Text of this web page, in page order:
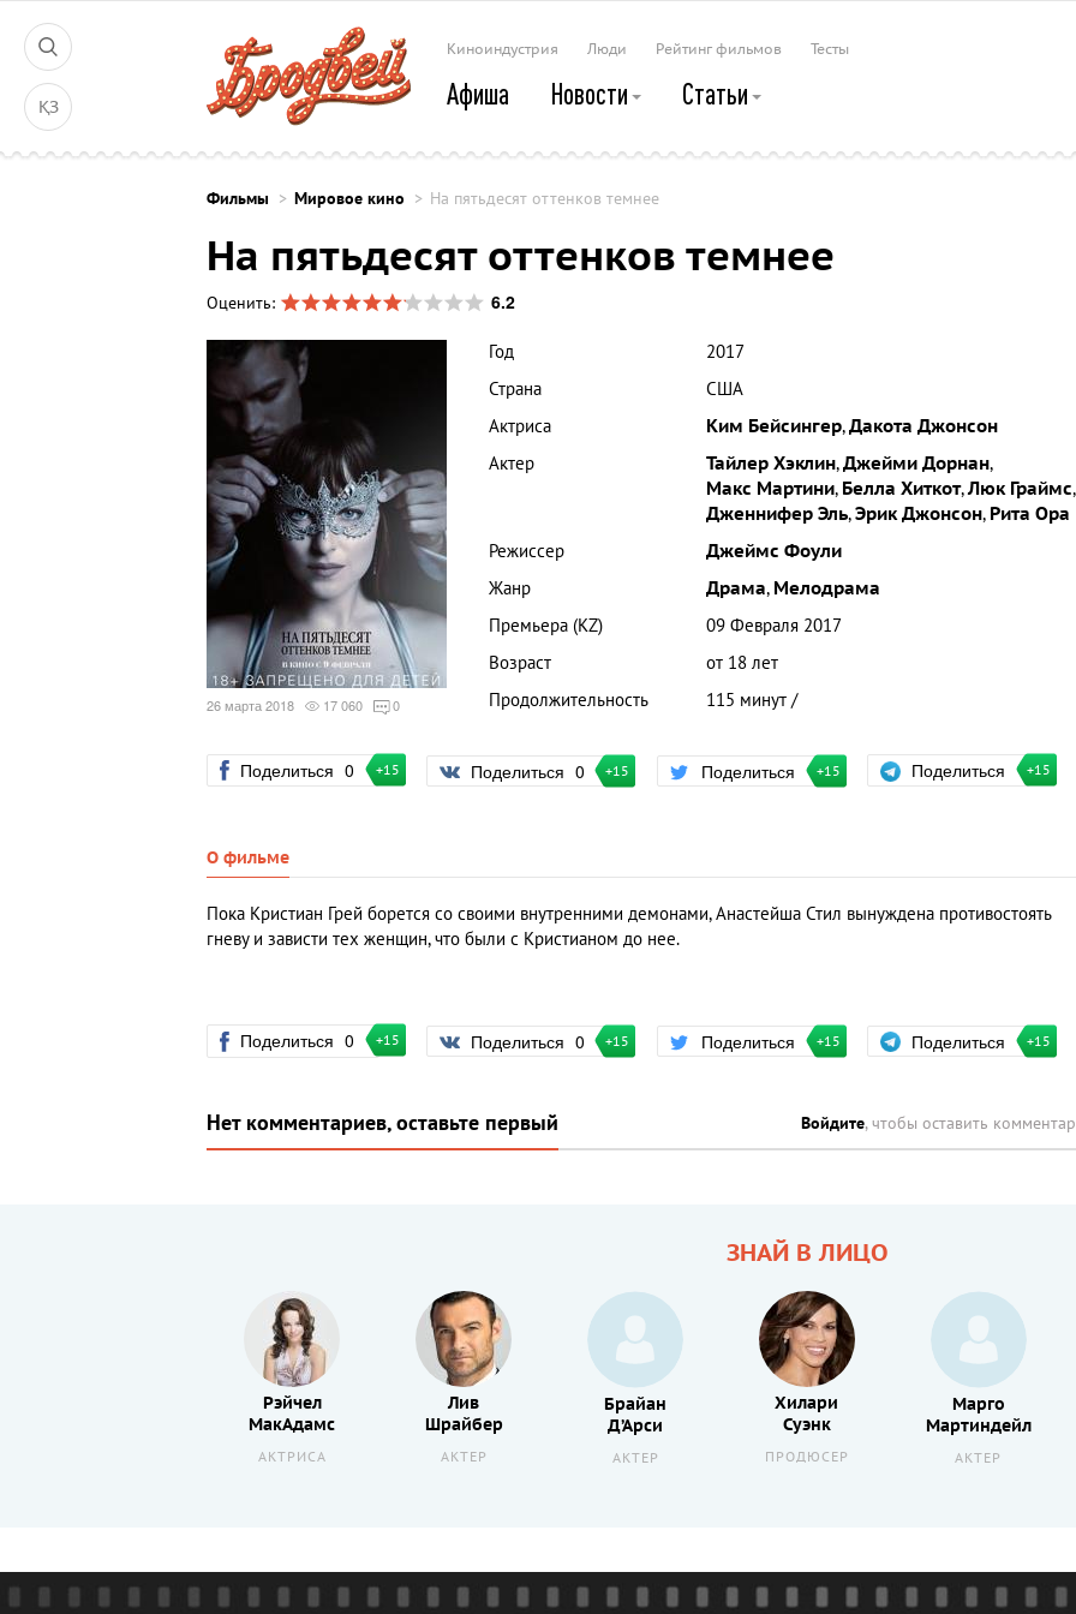
ҚЗ
Киноиндустрия Люди Рейтинг фильмов Тесты
Афиша Новости Статьи
Фильмы Мировое кино На пятьдесят оттенков темнее
На пятьдесят оттенков темнее
Оценить: 6.2
26 марта 2018 17 060 0
Год
2017
Страна
США
Актриса
Ким Бейсингер,Дакота Джонсон
Актер
Тайлер Хэклин,Джейми Дорнан,
Макс Мартини, Белла Хиткот,Люк Граймс,
Дженнифер Эль,Эрик Джонсон, Рита Ора
Режиссер
Джеймс Фоули
Жанр
Драма, Мелодрама
Премьера (KZ)
09 Февраля 2017
Возраст
от 18 лет
Продолжительность
115 минут /
Поделиться 0 +15 Поделиться 0 +15 Поделиться +15 Поделиться +15
О фильме
Пока Кристиан Грей борется со своими внутренними демонами, Анастейша Стил вынуждена противостоять
гневу и зависти тех женщин, что были с Кристианом до нее.
Поделиться 0 +15 Поделиться 0 +15 Поделиться +15 Поделиться +15
Нет комментариев, оставьте первый Войдите, чтобы оставить
ЗНАЙ В ЛИЦО
Рэйчел
МакАдамс
АКТРИСА
Лив
Шрайбер
АКТЕР
Брайан
Д’Арси
АКТЕР
Хилари
Суэнк
ПРОДЮСЕР
Марго
Мартиндейл
АКТЕР